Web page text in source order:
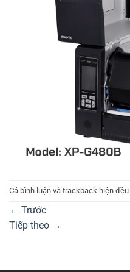
Cả bình luận và trackback hiện
← Trước
Tiếp theo →